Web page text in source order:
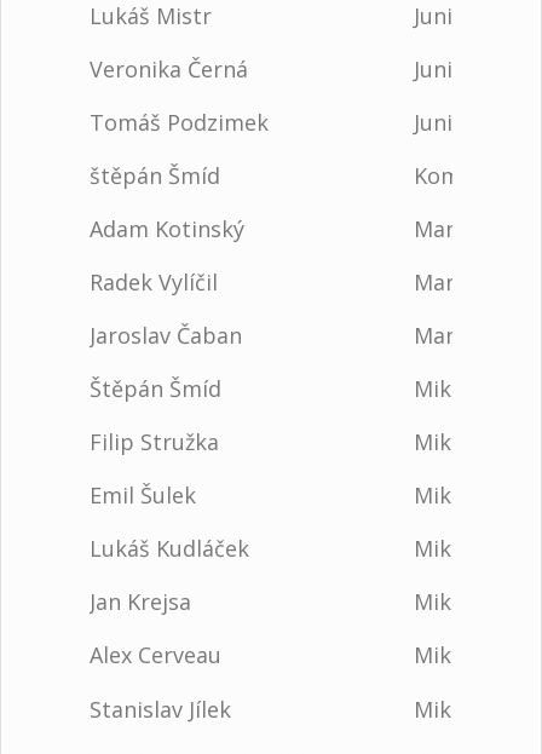
Lukáš Mistr
Junior 2
Veronika Černá
Junior 2
Tomáš Podzimek
Junior 2
štěpán Šmíd
Komická
Adam Kotinský
Manipulace
Radek Vylíčil
Manipulace
Jaroslav Čaban
Manipulace
Štěpán Šmíd
Mikromagie
Filip Stružka
Mikromagie
Emil Šulek
Mikromagie
Lukáš Kudláček
Mikromagie
Jan Krejsa
Mikromagie
Alex Cerveau
Mikromagie
Stanislav Jílek
Mikromagie